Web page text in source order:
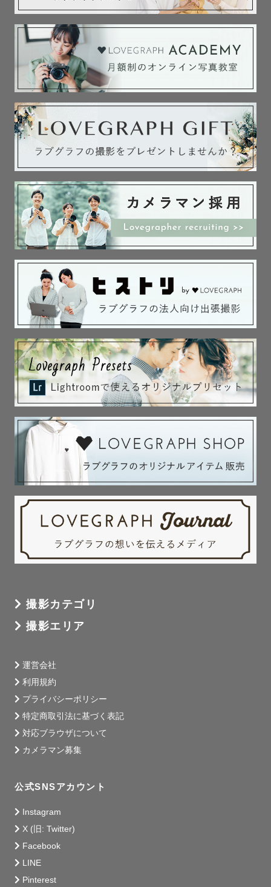
撮影カテゴリ
撮影エリア
運営会社
利用規約
プライバシーポリシー
特定商取引法に基づく表記
対応ブラウザについて
カメラマン募集
公式SNSアカウント
Instagram
X (旧: Twitter)
Facebook
LINE
Pinterest